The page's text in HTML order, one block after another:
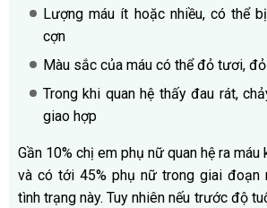
Lượng máu ít hoặc nhiều, có thể
cợn
Màu sắc của máu có thể đỏ tươi,
Trong khi quan hệ thấy đau rát,
giao hợp
Gần 10% chị em phụ nữ quan hệ ra
và có tới 45% phụ nữ trong giai đoạn
tình trạng này. Tuy nhiên nếu trước độ